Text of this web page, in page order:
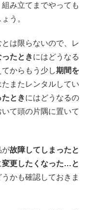
み立てまでやっても
う。
は限らないので、レ
たときにはどうなる
からもう少し期間を
またレンタルしてい
ときにはどうなるの
て頭の片隅に置いて
が故障してしまったと
変更したくなった…と
かも確認しておきま